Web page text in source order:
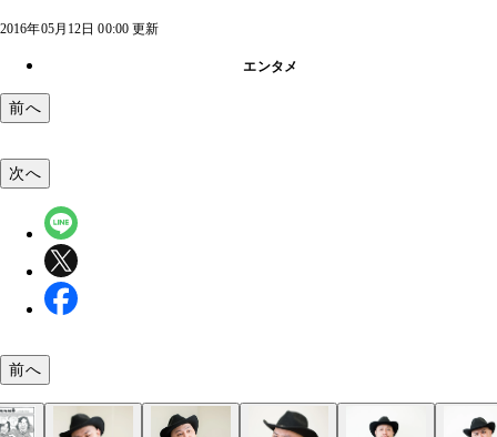
2016年05月12日 00:00 更新
エンタメ
前へ
次へ
前へ